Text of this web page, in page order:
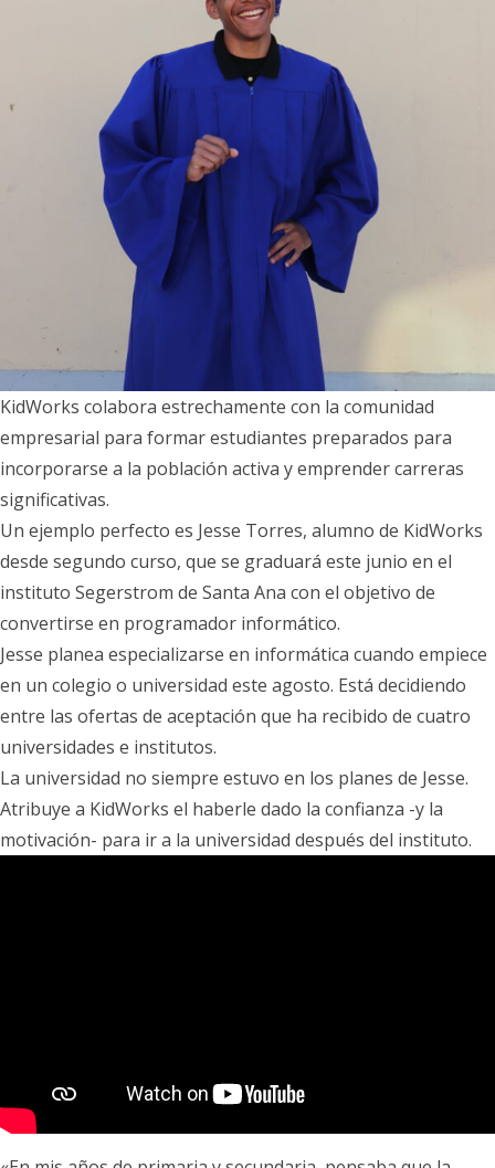
KidWorks colabora estrechamente con la comunidad
empresarial para formar estudiantes preparados para
incorporarse a la población activa y emprender carreras
significativas.
Un ejemplo perfecto es Jesse Torres, alumno de KidWorks
desde segundo curso, que se graduará este junio en el
instituto Segerstrom de Santa Ana con el objetivo de
convertirse en programador informático.
Jesse planea especializarse en informática cuando empiece
en un colegio o universidad este agosto. Está decidiendo
entre las ofertas de aceptación que ha recibido de cuatro
universidades e institutos.
La universidad no siempre estuvo en los planes de Jesse.
Atribuye a KidWorks el haberle dado la confianza -y la
motivación- para ir a la universidad después del instituto.